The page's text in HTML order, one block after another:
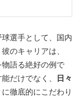
選手として、国内
のキャリアは、
物語る絶好の例で
だけでなく、
日々
に徹底的にこだわり